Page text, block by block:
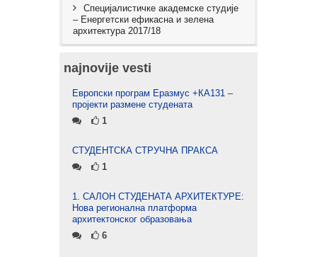
Специјалистичке академске студије
– Енергетски ефикасна и зелена
архитектура 2017/18
najnovije vesti
Европски програм Еразмус +КА131 –
пројекти размене студената
1
СТУДЕНТСКА СТРУЧНА ПРАКСА
1
1. САЛОН СТУДЕНАТА АРХИТЕКТУРЕ:
Нова регионална платформа
архитектонског образовања
6